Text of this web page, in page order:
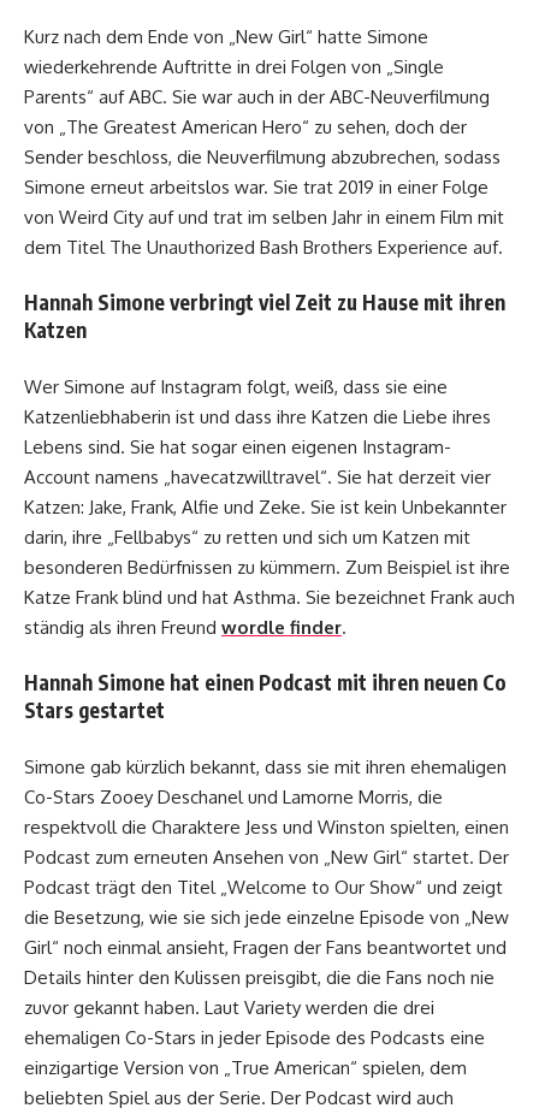
Kurz nach dem Ende von „New Girl“ hatte Simone
wiederkehrende Auftritte in drei Folgen von „Single
Parents“ auf ABC. Sie war auch in der ABC-Neuverfilmung
von „The Greatest American Hero“ zu sehen, doch der
Sender beschloss, die Neuverfilmung abzubrechen, sodass
Simone erneut arbeitslos war. Sie trat 2019 in einer Folge
von Weird City auf und trat im selben Jahr in einem Film mit
dem Titel The Unauthorized Bash Brothers Experience auf.
Hannah Simone verbringt viel Zeit zu Hause mit ihren
Katzen
Wer Simone auf Instagram folgt, weiß, dass sie eine
Katzenliebhaberin ist und dass ihre Katzen die Liebe ihres
Lebens sind. Sie hat sogar einen eigenen Instagram-
Account namens „havecatzwilltravel“. Sie hat derzeit vier
Katzen: Jake, Frank, Alfie und Zeke. Sie ist kein Unbekannter
darin, ihre „Fellbabys“ zu retten und sich um Katzen mit
besonderen Bedürfnissen zu kümmern. Zum Beispiel ist ihre
Katze Frank blind und hat Asthma. Sie bezeichnet Frank auch
ständig als ihren Freund wordle finder.
Hannah Simone hat einen Podcast mit ihren neuen Co
Stars gestartet
Simone gab kürzlich bekannt, dass sie mit ihren ehemaligen
Co-Stars Zooey Deschanel und Lamorne Morris, die
respektvoll die Charaktere Jess und Winston spielten, einen
Podcast zum erneuten Ansehen von „New Girl“ startet. Der
Podcast trägt den Titel „Welcome to Our Show“ und zeigt
die Besetzung, wie sie sich jede einzelne Episode von „New
Girl“ noch einmal ansieht, Fragen der Fans beantwortet und
Details hinter den Kulissen preisgibt, die die Fans noch nie
zuvor gekannt haben. Laut Variety werden die drei
ehemaligen Co-Stars in jeder Episode des Podcasts eine
einzigartige Version von „True American“ spielen, dem
beliebten Spiel aus der Serie. Der Podcast wird auch